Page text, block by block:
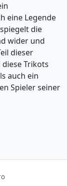
eine Legende
die
wider und
dieser
diese Trikots
auch ein
Spieler seiner